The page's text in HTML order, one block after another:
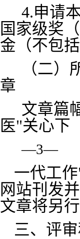
4.申请
国家级奖
金（不包
（二
章
文章篇
医"关心下
—3—
一代工
网站刊发
文章将另
三、评